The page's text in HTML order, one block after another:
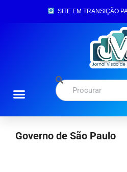
SITE EM TRANSIÇÃO
Governo de São Paulo